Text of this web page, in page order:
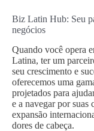
Biz Latin Hub: Seu
negócios
Quando você opera
Latina, ter um
seu crescimento e
oferecemos uma
projetados para
e a navegar por suas
expansão
dores de cabeça.